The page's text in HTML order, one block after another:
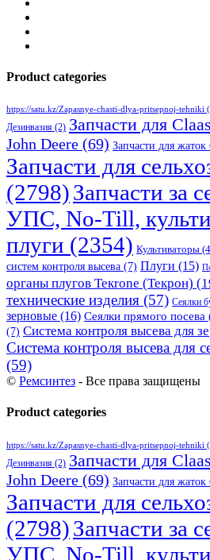
Product categories
https://satu.kz/Zapasnye-chasti-dlya-pritsepnoj-tehniki
Дезинвазия (2) Запчасти для Claas
John Deere (69) Запчасти для
Запчасти для
(2798)Запчасти за
УПС, No-Till,
плуги (2354) Культиваторы
систем контроля высева (7) Плуги (15)
органы плугов Текrоne (Текрон)
технические изделия (57) Сеялки
зерновые (16) Сеялки прямого посева
(7) Система контроля высева для
Система контроля высева для
(59)
© Ремсинтез - Все права защищены
Product categories
https://satu.kz/Zapasnye-chasti-dlya-pritsepnoj-tehniki
Дезинвазия (2) Запчасти для Claas
John Deere (69) Запчасти для
Запчасти для
(2798)Запчасти за
УПС, No-Till,